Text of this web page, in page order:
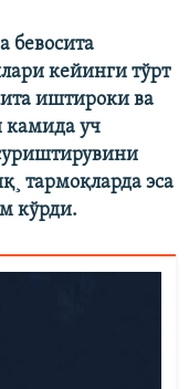
бевосита
кейинги тўрт
иштироки ва
камида уч
тармоқларда эса
кўрди.